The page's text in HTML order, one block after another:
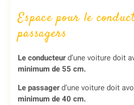
Espace pour le
passagers
Le conducteurd’une voiture doit
minimum de 55 cm.
Le passagerd’une voiture doit
minimum de 40 cm.